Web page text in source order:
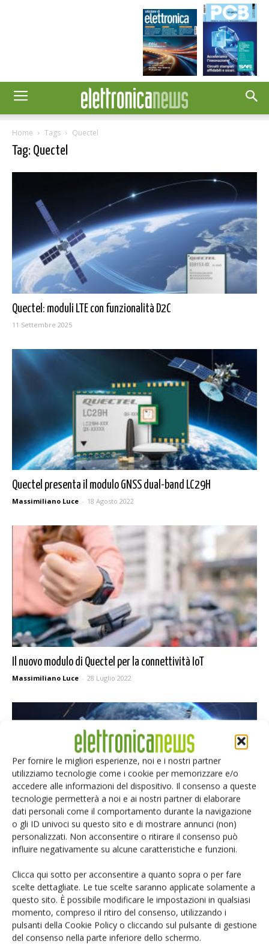
Per fornire le migliori esperienze, noi e i nostri partner
utilizziamo tecnologie come i cookie per memorizzare e/o
accedere alle informazioni del dispositivo. Il consenso a queste
tecnologie permetterà a noi e ai nostri partner di elaborare
dati personali come il comportamento durante la navigazione
o gli ID univoci su questo sito e di mostrare annunci (non)
personalizzati. Non acconsentire o ritirare il consenso può
influire negativamente su alcune caratteristiche e funzioni.
Clicca qui sotto per acconsentire a quanto sopra o per fare
scelte dettagliate. Le tue scelte saranno applicate solamente a
questo sito. È possibile modificare le impostazioni in qualsiasi
momento, compreso il ritiro del consenso, utilizzando i
pulsanti della Cookie Policy o cliccando sul pulsante di gestione
del consenso nella parte inferiore dello schermo.
Home Tags Quectel
Tag: Quectel
Quectel: moduli LTE con funzionalità D2C
11 Settembre 2025
Quectel presenta il modulo GNSS dual-band LC29H
Massimiliano Luce - 18 Agosto 2022
Il nuovo modulo di Quectel per la connettività IoT
Massimiliano Luce - 28 Luglio 2022
Quectel presenta il modulo single-band LC76G
Massimiliano Luce - 14 Luglio 2022
Selezione di elettronica